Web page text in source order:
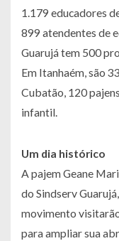
1.179 educadores
899 atendentes de
Guarujá tem 500
Em Itanhaém, são
Cubatão, 120
infantil.
Um dia histórico
A pajem Geane
do Sindserv
movimento
para ampliar sua